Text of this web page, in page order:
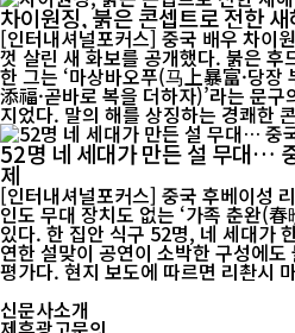
차이원징, 붉은 콘셉트로 전한
[인터내셔널포커스] 중국 배우 차이
껏 살린 새 화보를 공개했다. 붉은 후
한 그는 ‘마상바오푸(马上暴富·당장
添福·곧바로 복을 더하자)’라는 문
지었다. 말의 해를 상징하는 경쾌한
52명 네 세대가 만든 설 무대…
제
[인터내셔널포커스] 중국 후베이성
인도 무대 장치도 없는 ‘가족 춘완(
있다. 한 집안 식구 52명, 네 세대가
연한 설맞이 공연이 소박한 구성에
평가다. 현지 보도에 따르면 리촨시
신문사소개